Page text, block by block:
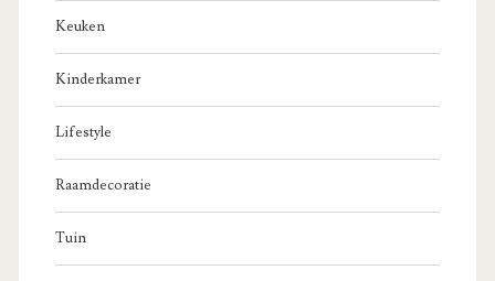
Keuken
Kinderkamer
Lifestyle
Raamdecoratie
Tuin